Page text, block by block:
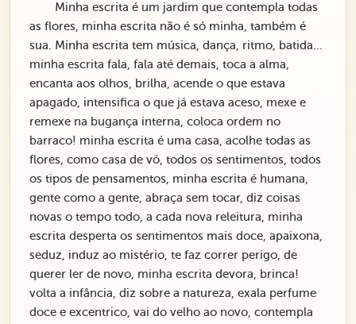
Minha escrita é um jardim que contempla todas
as flores, minha escrita não é só minha, também é
sua. Minha escrita tem música, dança, ritmo, batida...
minha escrita fala, fala até demais, toca a alma,
encanta aos olhos, brilha, acende o que estava
apagado, intensifica o que já estava aceso, mexe e
remexe na bugança interna, coloca ordem no
barraco! minha escrita é uma casa, acolhe todas as
flores, como casa de vó, todos os sentimentos, todos
os tipos de pensamentos, minha escrita é humana,
gente como a gente, abraça sem tocar, diz coisas
novas o tempo todo, a cada nova releitura, minha
escrita desperta os sentimentos mais doce, apaixona,
seduz, induz ao mistério, te faz correr perigo, de
querer ler de novo, minha escrita devora, brinca!
volta a infância, diz sobre a natureza, exala perfume
doce e excentrico, vai do velho ao novo, contempla